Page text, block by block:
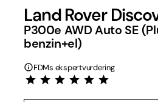
Land Rover
P300e AWD Auto SE
benzin+el)
FDMs ekspertvurdering